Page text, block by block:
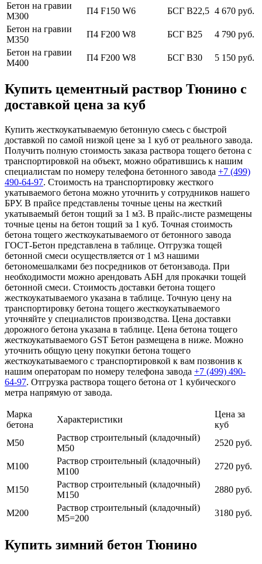
Бетон на гравии
М300
П4 F150 W6 БСГ В22,5 4 670 руб.
Бетон на гравии
М350
П4 F200 W8 БСГ В25
4 790 руб.
Бетон на гравии
М400
П4 F200 W8 БСГ В30 5 150 руб.
Купить цементный раствор Тюнино с
доставкой цена за куб
Купить жесткоукатываемую бетонную смесь с быстрой
доставкой по самой низкой цене за 1 куб от реального завода.
Получить полную стоимость заказа раствора тощего бетона с
транспортировкой на объект, можно обратившись к нашим
специалистам по номеру телефона бетонного завода +7 (499)
490-64-97. Стоимость на транспортировку жесткого
укатываемого бетона можно уточнить у сотрудников нашего
БРУ. В прайсе представлены точные цены на жесткий
укатываемый бетон тощий за 1 м3. В прайс-листе размещены
точные цены на бетон тощий за 1 куб. Точная стоимость
бетона тощего жесткоукатываемого от бетонного завода
ГОСТ-Бетон представлена в таблице. Отгрузка тощей
бетонной смеси осуществляется от 1 м3 нашими
бетономешалками без посредников от бетонзавода. При
необходимости можно арендовать АБН для прокачки тощей
бетонной смеси. Стоимость доставки бетона тощего
жесткоукатываемого указана в таблице. Точную цену на
транспортировку бетона тощего жесткоукатываемого
уточняйте у специалистов производства. Цена доставки
дорожного бетона указана в таблице. Цена бетона тощего
жесткоукатываемого GST Бетон размещена в ниже. Можно
уточнить общую цену покупки бетона тощего
жесткоукатываемого с транспортировкой к вам позвонив к
нашим операторам по номеру телефона завода +7 (499) 490-
64-97. Отгрузка раствора тощего бетона от 1 кубического
метра напрямую от завода.
Марка
бетона
Характеристики
Цена за
куб
М50
Раствор строительный (кладочный)
М50
2520 руб.
М100
Раствор строительный (кладочный)
М100
2720 руб.
М150
Раствор строительный (кладочный)
М150
2880 руб.
М200
Раствор строительный (кладочный)
М5=200
3180 руб.
Купить зимний бетон Тюнино